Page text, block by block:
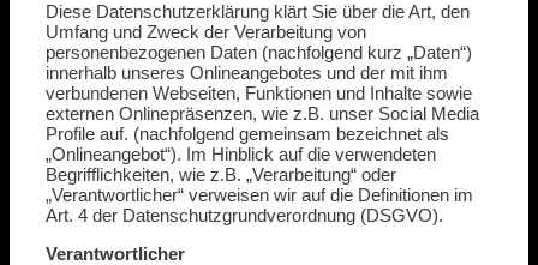
Diese Datenschutzerklärung klärt Sie über die Art, den
Umfang und Zweck der Verarbeitung von
personenbezogenen Daten (nachfolgend kurz „Daten“)
innerhalb unseres Onlineangebotes und der mit ihm
verbundenen Webseiten, Funktionen und Inhalte sowie
externen Onlinepräsenzen, wie z.B. unser Social Media
Profile auf. (nachfolgend gemeinsam bezeichnet als
„Onlineangebot“). Im Hinblick auf die verwendeten
Begrifflichkeiten, wie z.B. „Verarbeitung“ oder
„Verantwortlicher“ verweisen wir auf die Definitionen im
Art. 4 der Datenschutzgrundverordnung (DSGVO).
Verantwortlicher